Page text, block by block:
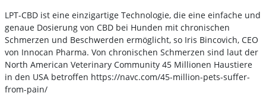
LPT-CBD ist eine einzigartige Technologie, die eine einfache und
genaue Dosierung von CBD bei Hunden mit chronischen
Schmerzen und Beschwerden ermöglicht, so Iris Bincovich, CEO
von Innocan Pharma. Von chronischen Schmerzen sind laut der
North American Veterinary Community 45 Millionen Haustiere
in den USA betroffen https://navc.com/45-million-pets-suffer-
from-pain/